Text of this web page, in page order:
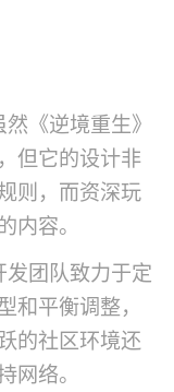
《逆境重生》
但它的设计非
则，而资深玩
内容。
发团队致力于定
和平衡调整，
的社区环境还
网络。